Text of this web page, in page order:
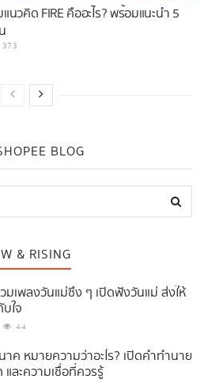
นวคิด FIRE คืออะไร? พร้อมแนะนำ 5
373
BLOG
& RISING
มเพลงวันแม่ซึ้ง ๆ เปิดฟังวันแม่ ส่งให้
ใจ
44
ค หมายความว่าอะไร? เปิดคำทำนาย
และความเชื่อที่ควรรู้